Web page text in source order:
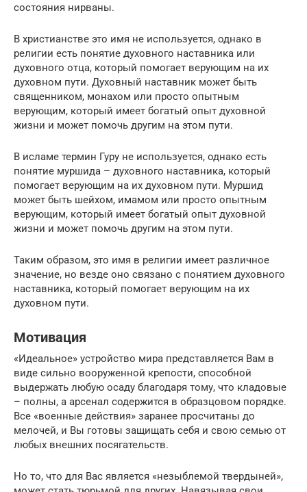
состояния нирваны.
В христианстве это имя не используется, однако в
религии есть понятие духовного наставника или
духовного отца, который помогает верующим на их
духовном пути. Духовный наставник может быть
священником, монахом или просто опытным
верующим, который имеет богатый опыт духовной
жизни и может помочь другим на этом пути.
В исламе термин Гуру не используется, однако есть
понятие муршида – духовного наставника, который
помогает верующим на их духовном пути. Муршид
может быть шейхом, имамом или просто опытным
верующим, который имеет богатый опыт духовной
жизни и может помочь другим на этом пути.
Таким образом, это имя в религии имеет различное
значение, но везде оно связано с понятием духовного
наставника, который помогает верующим на их
духовном пути.
Мотивация
«Идеальное» устройство мира представляется Вам в
виде сильно вооруженной крепости, способной
выдержать любую осаду благодаря тому, что кладовые
– полны, а арсенал содержится в образцовом порядке.
Все «военные действия» заранее просчитаны до
мелочей, и Вы готовы защищать себя и свою семью от
любых внешних посягательств.
Но то, что для Вас является «незыблемой твердыней»,